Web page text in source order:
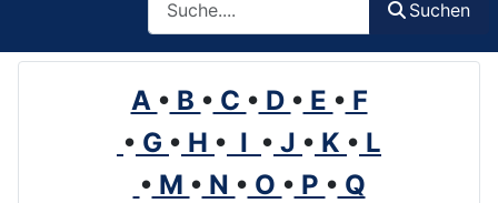
Suchen
A • B • C • D • E • F
• G • H • I • J • K • L
• M • N • O • P • Q